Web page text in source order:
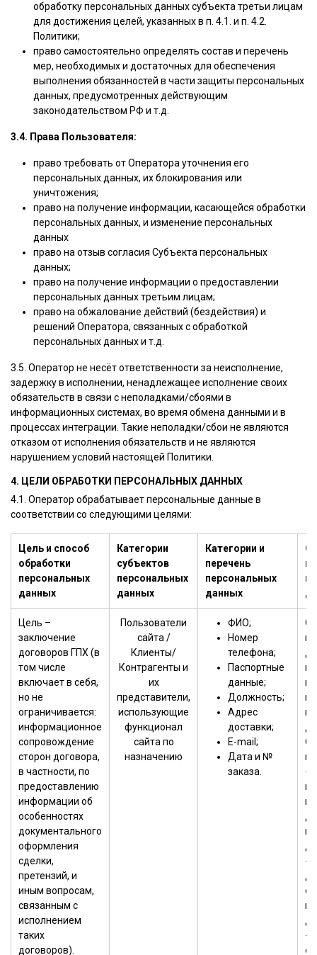
обработку персональных данных субъекта третьи лицам
для достижения целей, указанных в п. 4.1. и п. 4.2.
Политики;
право самостоятельно определять состав и перечень
мер, необходимых и достаточных для обеспечения
выполнения обязанностей в части защиты персональных
данных, предусмотренных действующим
законодательством РФ и т.д.
3.4. Права Пользователя:
право требовать от Оператора уточнения его
персональных данных, их блокирования или
уничтожения;
право на получение информации, касающейся обработки
персональных данных, и изменение персональных
данных
право на отзыв согласия Субъекта персональных
данных;
право на получение информации о предоставлении
персональных данных третьим лицам;
право на обжалование действий (бездействия) и
решений Оператора, связанных с обработкой
персональных данных и т.д.
3.5. Оператор не несёт ответственности за неисполнение,
задержку в исполнении, ненадлежащее исполнение своих
обязательств в связи с неполадками/сбоями в
информационных системах, во время обмена данными и в
процессах интеграции. Такие неполадки/сбои не являются
отказом от исполнения обязательств и не являются
нарушением условий настоящей Политики.
4. ЦЕЛИ ОБРАБОТКИ ПЕРСОНАЛЬНЫХ ДАННЫХ
4.1. Оператор обрабатывает персональные данные в
соответствии со следующими целями:
Цель и способ
обработки
персональных
данных
Категории
субъектов
персональных
данных
Категории и
перечень
персональных
данных
и
Цель –
заключение
договоров ГПХ (в
том числе
включает в себя,
но не
ограничивается:
информационное
сопровождение
сторон договора,
в частности, по
предоставлению
информации об
особенностях
документального
оформления
сделки,
претензий, и
иным вопросам,
связанным с
исполнением
таких
договоров).
Пользователи
сайта /
Клиенты/
Контрагенты и
их
представители,
использующие
функционал
сайта по
назначению
ФИО;
Номер
телефона;
Паспортные
данные;
Должность;
Адрес
доставки;
Е-mail;
Дата и №
заказа.
-в
-
-